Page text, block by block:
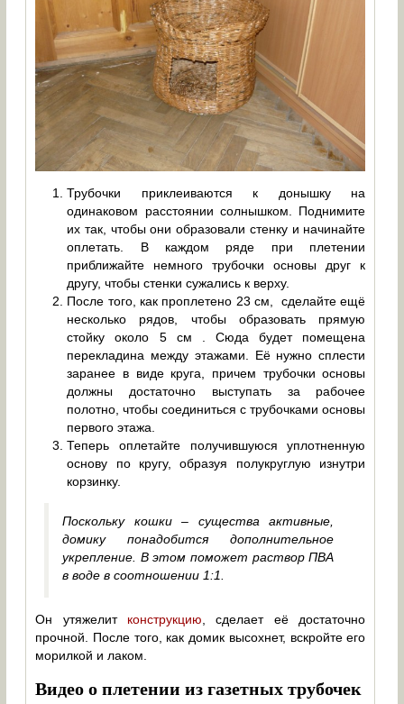
Трубочки приклеиваются к донышку на
одинаковом расстоянии солнышком. Поднимите
их так, чтобы они образовали стенку и начинайте
оплетать. В каждом ряде при плетении
приближайте немного трубочки основы друг к
другу, чтобы стенки сужались к верху.
После того, как проплетено 23 см, сделайте ещё
несколько рядов, чтобы образовать прямую
стойку около 5 см . Сюда будет помещена
перекладина между этажами. Её нужно сплести
заранее в виде круга, причем трубочки основы
должны достаточно выступать за рабочее
полотно, чтобы соединиться с трубочками основы
первого этажа.
Теперь оплетайте получившуюся уплотненную
основу по кругу, образуя полукруглую изнутри
корзинку.
Поскольку кошки – существа активные,
домику понадобится дополнительное
укрепление. В этом поможет раствор ПВА
в воде в соотношении 1:1.
Он утяжелит конструкцию, сделает её достаточно
прочной. После того, как домик высохнет, вскройте его
морилкой и лаком.
Видео о плетении из газетных трубочек